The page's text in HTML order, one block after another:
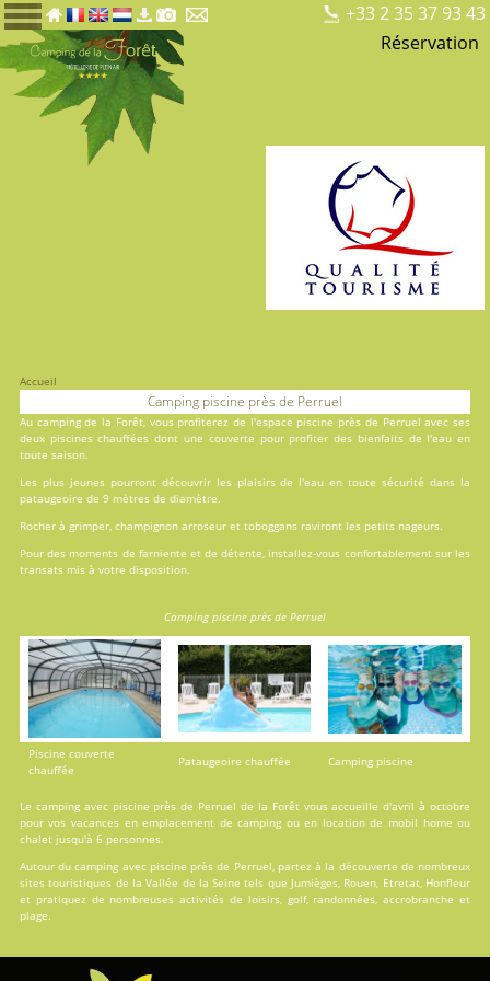
+33 2 35 37 93 43
Réservation
Accueil
Camping piscine près de Perruel
Au camping de la Forêt, vous profiterez de l'espace piscine près de Perruel avec ses
deux piscineschauffées dont une couverte pour profiter des bienfaits de l'eau en
toute saison.
Les plus jeunes pourront découvrir les plaisirs de l'eau en toute sécurité dans la
pataugeoire de 9 mètres de diamètre.
Rocher à grimper, champignon arroseur et toboggans raviront les petits nageurs.
Pour des moments de farniente et de détente, installez-vous confortablement sur les
transats mis à votre disposition.
Camping piscine près de Perruel
Piscine couverte
chauffée
Pataugeoire chauffée Camping piscine
Le camping avec piscine près de Perruel de la Forêt vous accueille d'avril à octobre
pour vos vacances enemplacement de camping ou en locationde mobil home ou
chalet jusqu'à 6 personnes.
Autour du camping avec piscine près de Perruel, partez à la découverte de nombreux
sites touristiques de la Vallée de la Seine tels que Jumièges, Rouen, Etretat, Honfleur
et pratiquez de nombreuses activités de loisirs, golf, randonnées, accrobranche et
plage.